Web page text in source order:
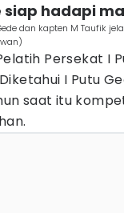
siap hadapi
dan kapten M Taufik
Persekat I
I Putu
saat itu